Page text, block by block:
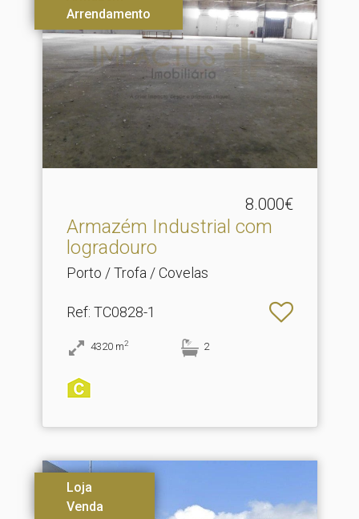
Arrendamento
8.000€
Armazém Industrial com
logradouro
Porto / Trofa / Covelas
Ref: TC0828-1
4320 m2 2
Loja
Venda